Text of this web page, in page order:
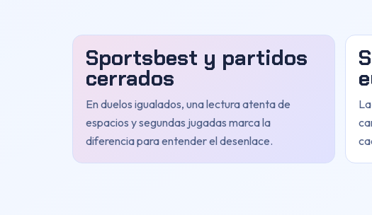
Sportsbest y partidos
cerrados
En duelos igualados, una lectura atenta de
espacios y segundas jugadas marca la
diferencia para entender el desenlace.